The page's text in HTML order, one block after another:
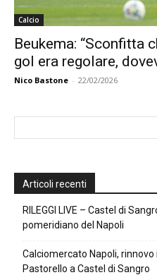
Calcio
Beukema: “Sconfitta
gol era regolare,
Nico Bastone - 22/02/2026
Articoli recenti
RILEGGI LIVE – Castel di
pomeridiano del Napoli
Calciomercato Napoli,
Pastorello a Castel di Sangro